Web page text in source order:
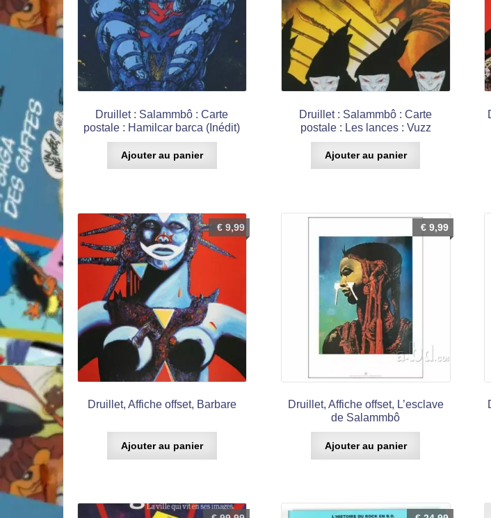
Druillet : Salammbô : Carte
postale : Hamilcar barca (Inédit)
Ajouter au panier
Druillet : Salammbô : Carte
postale : Les lances : Vuzz
Ajouter au panier
Druillet, Affiche offset, Barbare
€9,99
Ajouter au panier
Druillet, Affiche offset, L’esclave
de Salammbô
€9,99
Ajouter au panier